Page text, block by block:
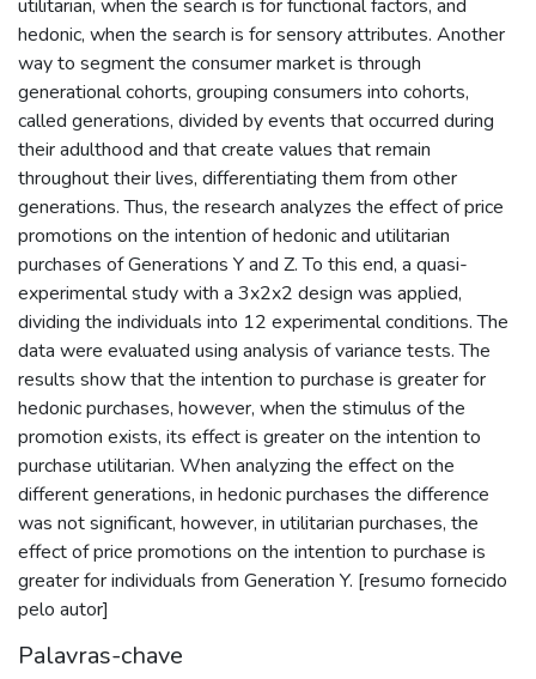
utilitarian, when the search is for functional factors, and
hedonic, when the search is for sensory attributes. Another
way to segment the consumer market is through
generational cohorts, grouping consumers into cohorts,
called generations, divided by events that occurred during
their adulthood and that create values that remain
throughout their lives, differentiating them from other
generations. Thus, the research analyzes the effect of price
promotions on the intention of hedonic and utilitarian
purchases of Generations Y and Z. To this end, a quasi-
experimental study with a 3x2x2 design was applied,
dividing the individuals into 12 experimental conditions. The
data were evaluated using analysis of variance tests. The
results show that the intention to purchase is greater for
hedonic purchases, however, when the stimulus of the
promotion exists, its effect is greater on the intention to
purchase utilitarian. When analyzing the effect on the
different generations, in hedonic purchases the difference
was not significant, however, in utilitarian purchases, the
effect of price promotions on the intention to purchase is
greater for individuals from Generation Y. [resumo fornecido
pelo autor]
Palavras-chave